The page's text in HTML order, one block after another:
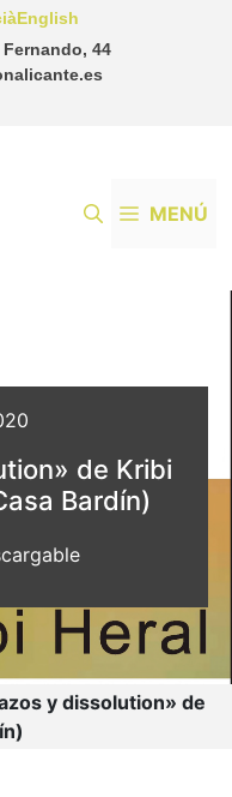
Fernando, 44
English
MENÚ
de Kribi
Bardín)
y dissolution» de